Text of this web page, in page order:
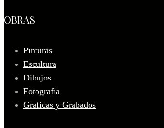
OBRAS
Pinturas
Escultura
Dibujos
Fotografía
Graficas y Grabados